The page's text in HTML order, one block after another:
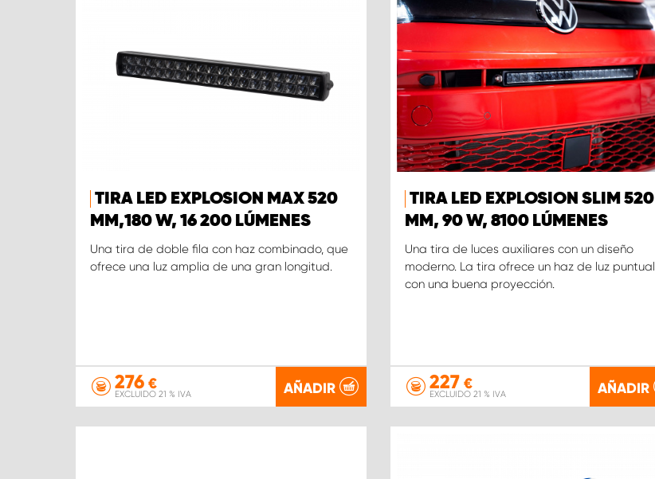
TIRA LED EXPLOSION MAX 520
MM,180 W, 16 200 LÚMENES
Una tira de doble fila con haz combinado, que
ofrece una luz amplia de una gran longitud.
276 €
EXCLUIDO 21 % IVA AÑADIR
TIRA LED EXPLOSION SLIM 520
MM, 90 W, 8100 LÚMENES
Una tira de luces auxiliares con un diseño
moderno. La tira ofrece un haz de luz puntual
con una buena proyección.
227€
EXCLUIDO 21 % IVA AÑADIR